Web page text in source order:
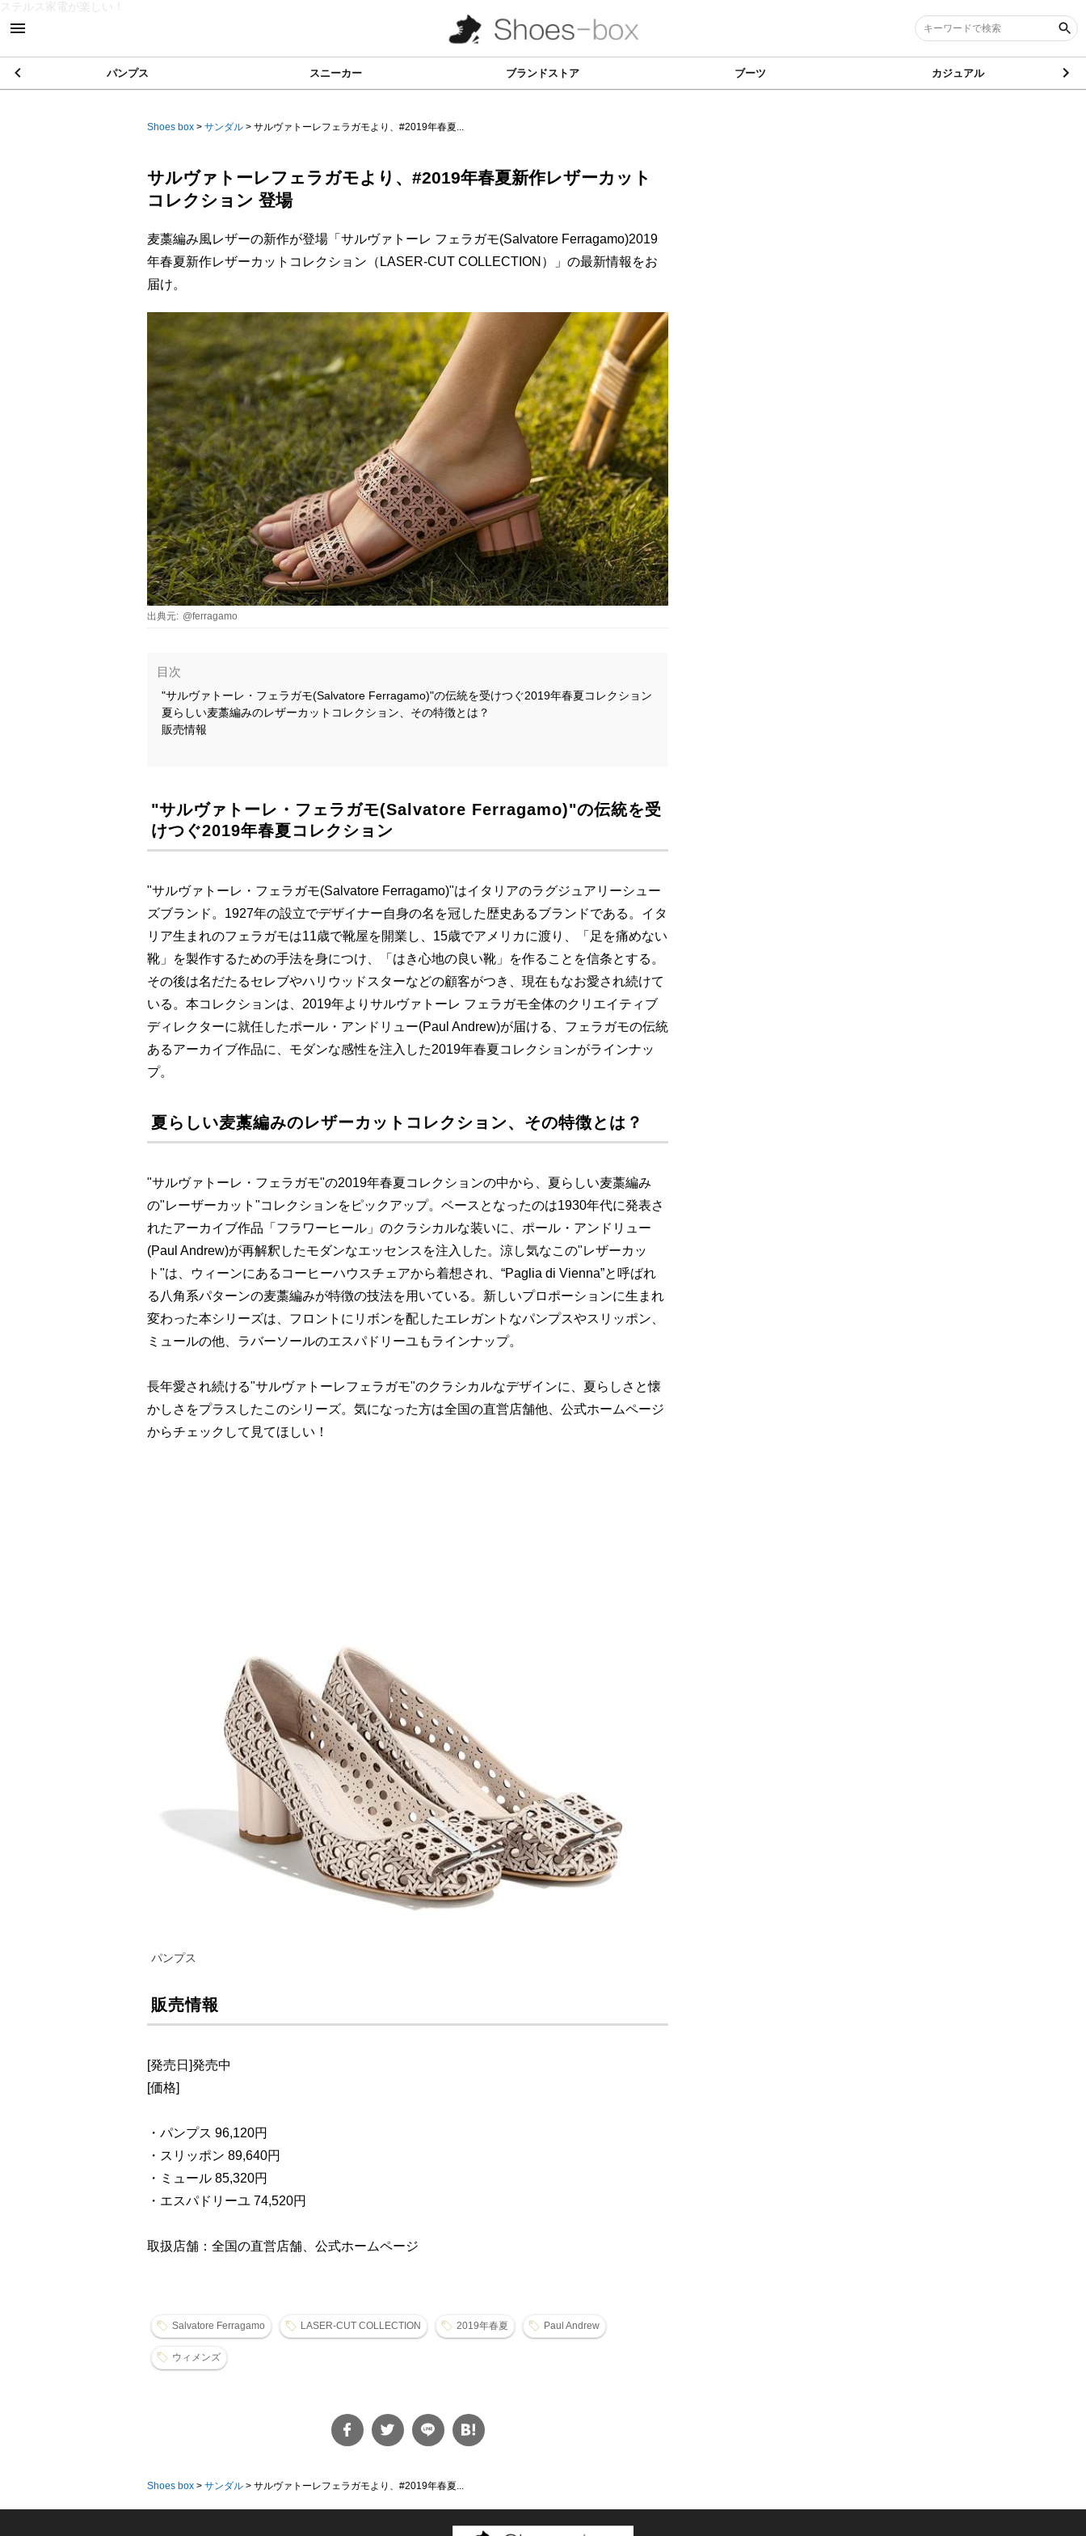
ステルス家電が楽しい！
パンプス スニーカー ブランドストア ブーツ カジュアル
Shoes box > サンダル > サルヴァトーレフェラガモより、#2019年春夏...
サルヴァトーレフェラガモより、#2019年春夏新作レザーカット
コレクション 登場
麦藁編み風レザーの新作が登場「サルヴァトーレ フェラガモ(Salvatore Ferragamo)2019
年春夏新作レザーカットコレクション（LASER-CUT COLLECTION）」の最新情報をお
届け。
出典元: @ferragamo
目次
"サルヴァトーレ・フェラガモ(Salvatore Ferragamo)"の伝統を受けつぐ2019年春夏コレクション
夏らしい麦藁編みのレザーカットコレクション、その特徴とは？
販売情報
"サルヴァトーレ・フェラガモ(Salvatore Ferragamo)"の伝統を受
けつぐ2019年春夏コレクション
"サルヴァトーレ・フェラガモ(Salvatore Ferragamo)"はイタリアのラグジュアリーシュー
ズブランド。1927年の設立でデザイナー自身の名を冠した歴史あるブランドである。イタ
リア生まれのフェラガモは11歳で靴屋を開業し、15歳でアメリカに渡り、「足を痛めない
靴」を製作するための手法を身につけ、「はき心地の良い靴」を作ることを信条とする。
その後は名だたるセレブやハリウッドスターなどの顧客がつき、現在もなお愛され続けて
いる。本コレクションは、2019年よりサルヴァトーレ フェラガモ全体のクリエイティブ
ディレクターに就任したポール・アンドリュー(Paul Andrew)が届ける、フェラガモの伝統
あるアーカイブ作品に、モダンな感性を注入した2019年春夏コレクションがラインナッ
プ。
夏らしい麦藁編みのレザーカットコレクション、その特徴とは？
"サルヴァトーレ・フェラガモ"の2019年春夏コレクションの中から、夏らしい麦藁編み
の"レーザーカット"コレクションをピックアップ。ベースとなったのは1930年代に発表さ
れたアーカイブ作品「フラワーヒール」のクラシカルな装いに、ポール・アンドリュー
(Paul Andrew)が再解釈したモダンなエッセンスを注入した。涼し気なこの"レザーカッ
ト"は、ウィーンにあるコーヒーハウスチェアから着想され、“Paglia di Vienna”と呼ばれ
る八角系パターンの麦藁編みが特徴の技法を用いている。新しいプロポーションに生まれ
変わった本シリーズは、フロントにリボンを配したエレガントなパンプスやスリッポン、
ミュールの他、ラバーソールのエスパドリーユもラインナップ。
長年愛され続ける"サルヴァトーレフェラガモ"のクラシカルなデザインに、夏らしさと懐
かしさをプラスしたこのシリーズ。気になった方は全国の直営店舗他、公式ホームページ
からチェックして見てほしい！
パンプス
販売情報
[発売日]発売中
[価格]
・パンプス 96,120円
・スリッポン 89,640円
・ミュール 85,320円
・エスパドリーユ 74,520円
取扱店舗：全国の直営店舗、公式ホームページ
Salvatore Ferragamo LASER-CUT COLLECTION 2019年春夏 Paul Andrew
ウィメンズ
Shoes box > サンダル > サルヴァトーレフェラガモより、#2019年春夏...